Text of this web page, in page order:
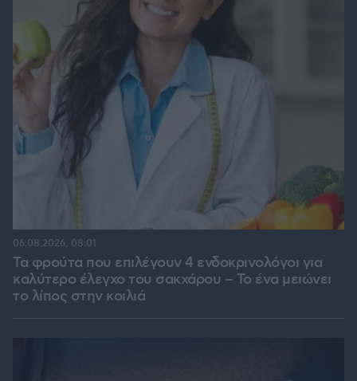
Τα φρούτα που επιλέγουν 4 ενδοκρινολόγοι για
καλύτερο έλεγχο του σακχάρου – Το ένα μειώνει
το λίπος στην κοιλιά
06.08.2026, 08:01